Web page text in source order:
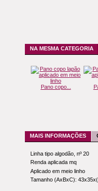
NA MESMA CATEGORIA
Pano copo...
MAIS INFORMAÇÕES
Linha tipo algodão, nº 20
Renda aplicada mq
Aplicado em meio linho
Tamanho (AxBxC):